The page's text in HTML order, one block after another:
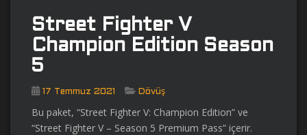
Street Fighter V
Champion Edition Season
5
17 Temmuz 2021 Dövüş
Bu paket, “Street Fighter V: Champion Edition” ve
“Street Fighter V – Season 5 Premium Pass” içerir.